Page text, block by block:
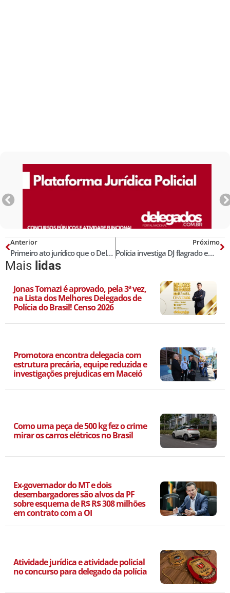
Anterior
Primeiro ato jurídico que o Delegado de Polícia deve fazer ao iniciar seu ‘trabalho’
Próximo
Polícia investiga DJ flagrado em SP cometendo atos libidinosos na rua
Mais lidas
Jonas Tomazi é aprovado, pela 3ª vez,
na Lista dos Melhores Delegados de
Polícia do Brasil! Censo 2026
Promotora encontra delegacia com
estrutura precária, equipe reduzida e
investigações prejudicas em Maceió
Como uma peça de 500 kg fez o crime
mirar os carros elétricos no Brasil
Ex-governador do MT e dois
desembargadores são alvos da PF
sobre esquema de R$ R$ 308 milhões
em contrato com a OI
Atividade jurídica e atividade policial
no concurso para delegado da polícia